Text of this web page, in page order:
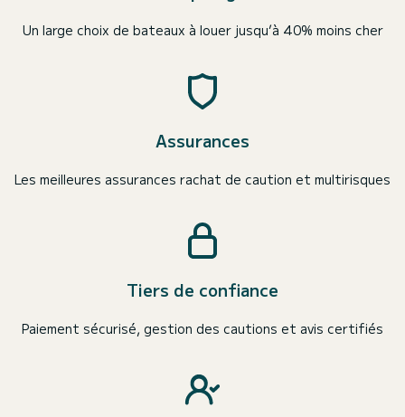
Un large choix de bateaux à louer jusqu’à 40% moins cher
Assurances
Les meilleures assurances rachat de caution et multirisques
Tiers de confiance
Paiement sécurisé, gestion des cautions et avis certifiés